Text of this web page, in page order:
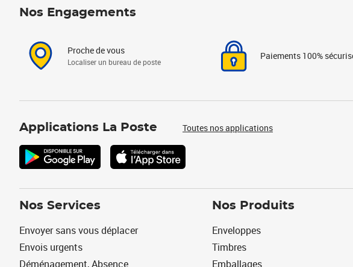
Nos Engagements
Proche de vous
Localiser un bureau de poste
Paiements 100%
Applications La Poste Toutes nos applications
Nos Services
Envoyer sans vous déplacer
Envois urgents
Déménagement, Absence
Nos Produits
Enveloppes
Timbres
Emballages